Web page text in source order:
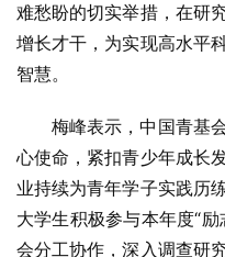
难愁盼的切实举措，在研
增长才干，为实现高水平
智慧。
梅峰表示，中国青基
心使命，紧扣青少年成长
业持续为青年学子实践历
大学生积极参与本年度“
会分工协作，深入调查研